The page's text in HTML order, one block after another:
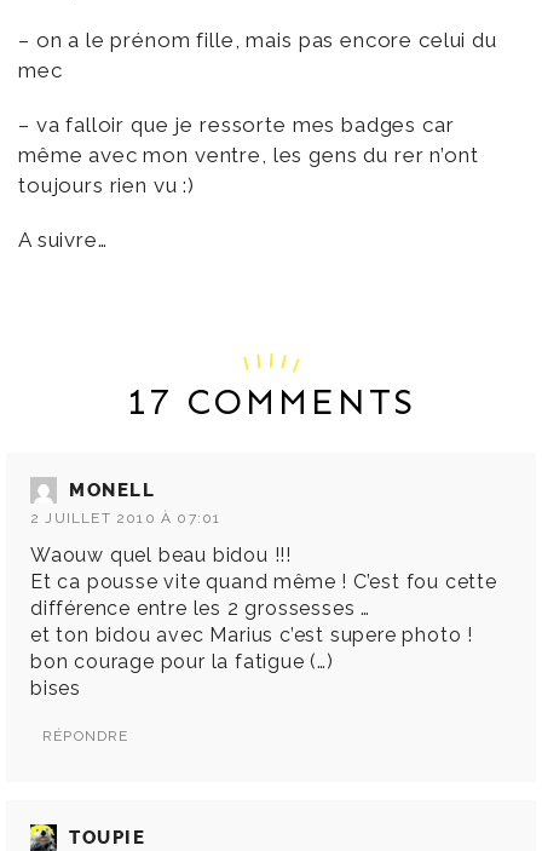
– on a le prénom fille, mais pas encore celui du
mec
– va falloir que je ressorte mes badges car
même avec mon ventre, les gens du rer n’ont
toujours rien vu :)
A suivre…
17 COMMENTS
MONELL
2 JUILLET 2010 À 07:01
Waouw quel beau bidou !!!
Et ca pousse vite quand même ! C’est fou cette
différence entre les 2 grossesses …
et ton bidou avec Marius c’est supere photo !
bon courage pour la fatigue (…)
bises
RÉPONDRE
TOUPIE